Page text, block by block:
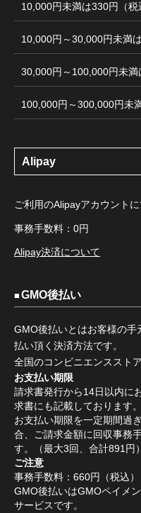
10,000円未満は330円（税
10,000円～30,000円未満
30,000円～100,000円未満
100,000円～300,000円未
Alipay
ご利用のAlipayアカウント
事務手数料：0円
Alipay決済について
GMO後払い
GMO後払いとはお客様の手
払い頂く決済方法です。
全国のコンビニエンススト
お支払い期限
請求書発行から14日以内に
求書にも記載しております。
お支払い期限を一定期間過
合、ご請求金額に回収事務
す。（最大3回、合計891円）
ご注意
事務手数料：660円（税込）
GMO後払いはGMOペイメ
サービスです。